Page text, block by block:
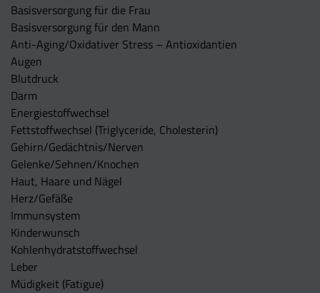
Basisversorgung für die Frau
Basisversorgung für den Mann
Anti-Aging/Oxidativer Stress – Antioxidantien
Augen
Blutdruck
Darm
Energiestoffwechsel
Fettstoffwechsel (Triglyceride, Cholesterin)
Gehirn/Gedächtnis/Nerven
Gelenke/Sehnen/Knochen
Haut, Haare und Nägel
Herz/Gefäße
Immunsystem
Kinderwunsch
Kohlenhydratstoffwechsel
Leber
Müdigkeit (Fatigue)